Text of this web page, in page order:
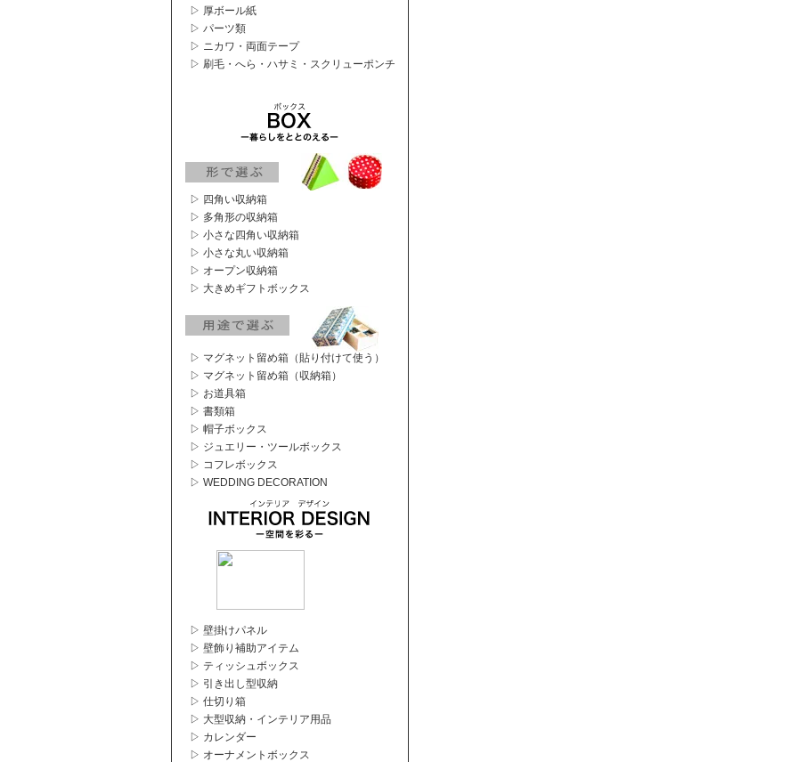
▷ 厚ボール紙
▷ パーツ類
▷ ニカワ・両面テープ
▷ 刷毛・へら・ハサミ・スクリューポンチ
▷ 四角い収納箱
▷ 多角形の収納箱
▷ 小さな四角い収納箱
▷ 小さな丸い収納箱
▷ オープン収納箱
▷ 大きめギフトボックス
▷ マグネット留め箱（貼り付けて使う）
▷ マグネット留め箱（収納箱）
▷ お道具箱
▷ 書類箱
▷ 帽子ボックス
▷ ジュエリー・ツールボックス
▷ コフレボックス
▷ WEDDING DECORATION
▷ 壁掛けパネル
▷ 壁飾り補助アイテム
▷ ティッシュボックス
▷ 引き出し型収納
▷ 仕切り箱
▷ 大型収納・インテリア用品
▷ カレンダー
▷ オーナメントボックス